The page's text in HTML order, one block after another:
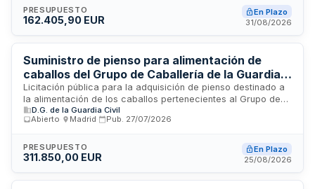
calidad mínima en categoría extra o clase A. El adjudicatario
debe cumplir normativa técnico-sanitaria alimentaria,
y realizar entregas con documentación de albaranes.
PRESUPUESTO
162.405,90 EUR
En Plazo
31/08/2026
Suministro de pienso para alimentación de
caballos del Grupo de Caballería de la Guardia
Civil
Licitación pública para la adquisición de pienso destinado a
la alimentación de los caballos pertenecientes al Grupo de
Caballería de la Guardia Civil durante las anualidades 2027,
2028 y 2029. El contrato se adjudicará mediante
sin división en lotes. La Dirección General de la Guardia Civil
licita este suministro a través de su Jefatura de Asuntos
órgano destinatario.
D.G. de la Guardia Civil
Abierto
Madrid Pub. 27/07/2026
PRESUPUESTO
311.850,00 EUR
En Plazo
25/08/2026